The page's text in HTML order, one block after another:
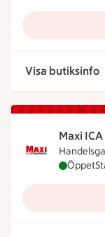
Visa butiksinfo
Maxi
Maxi
Öppet